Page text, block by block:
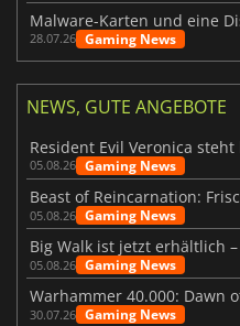
28.07.26 Gaming News
NEWS, GUTE ANGEBOTE
05.08.26 Gaming News
05.08.26 Gaming News
05.08.26 Gaming News
30.07.26 Gaming News